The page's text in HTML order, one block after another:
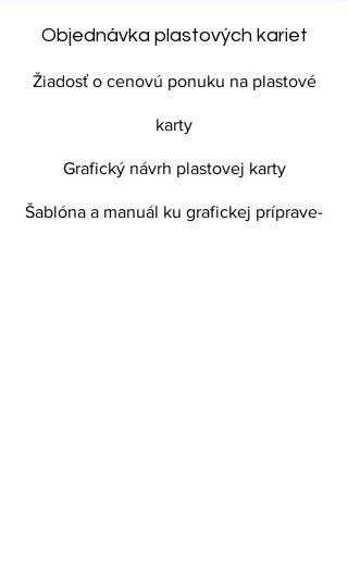
Objednávka plastových kariet
Žiadosť o cenovú ponuku na plastové
karty
Grafický návrh plastovej karty
Šablóna a manuál ku grafickej príprave-